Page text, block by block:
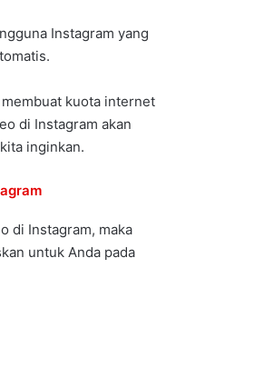
Instagram yang
kuota internet
di Instagram akan
inginkan.
di Instagram, maka
untuk Anda pada